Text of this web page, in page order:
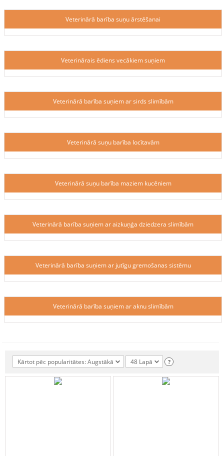
Veterinārā barība suņu ārstēšanai
Veterinārais ēdiens vecākiem suņiem
Veterinārā barība suņiem ar sirds slimībām
Veterinārā suņu barība locītavām
Veterinārā suņu barība maziem kucēniem
Veterinārā barība suņiem ar aizkuņģa dziedzera slimībām
Veterinārā barība suņiem ar jutīgu gremošanas sistēmu
Veterinārā barība suņiem ar aknu slimībām
Kārtot pēc popularitātes: Augstākā 48 Lapā ?